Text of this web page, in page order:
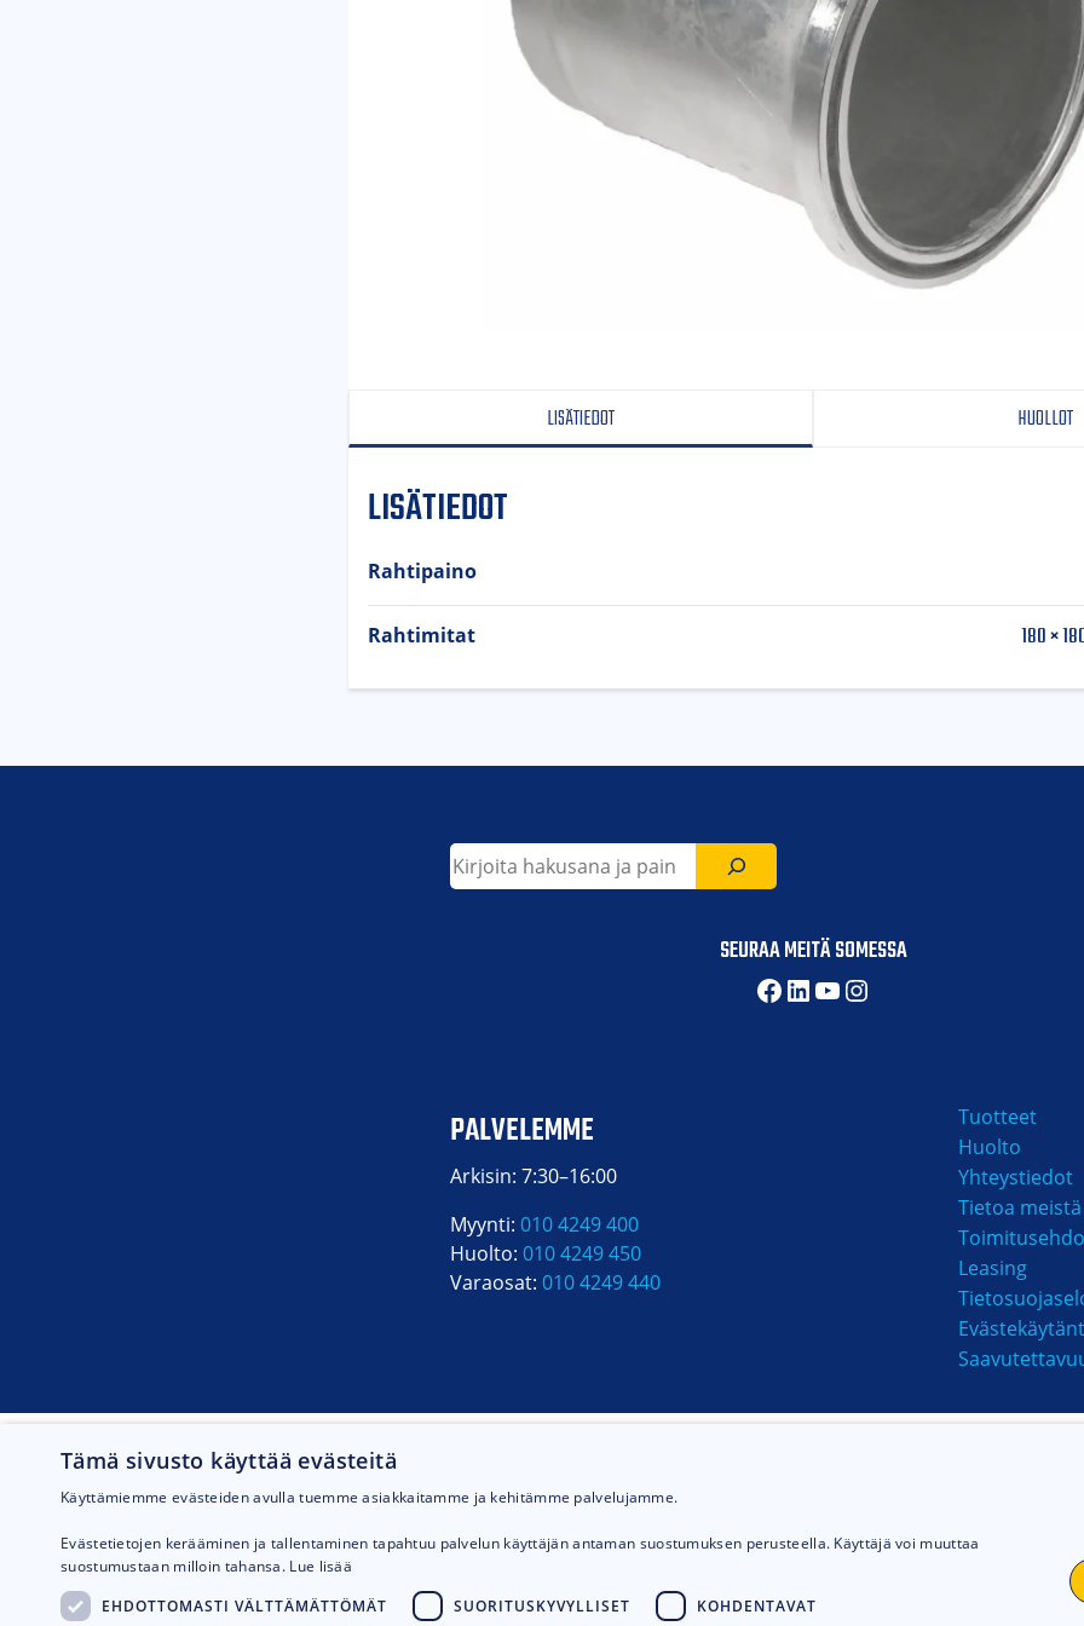
LISÄTIEDOT HUOLLOT
LISÄTIEDOT
Rahtipaino
Rahtimitat 180 ×
SEURAA MEITÄ SOMESSA
Facebook
LinkedIn
YouTube
Instagram
PALVELEMME
Arkisin: 7:30–16:00
Myynti: 010 4249 400
Huolto: 010 4249 450
Varaosat: 010 4249 440
Tuotteet
Huolto
Yhteystiedot
Tietoa meistä
Leasing
Tämä sivusto käyttää evästeitä
Käyttämiemme evästeiden avulla tuemme asiakkaitamme ja kehitämme palvelujamme.
Evästetietojen kerääminen ja tallentaminen tapahtuu palvelun käyttäjän antaman suostumuksen perusteella. Käyttäjä voi muuttaa
suostumustaan milloin tahansa. Lue lisää
EHDOTTOMASTI VÄLTTÄMÄTTÖMÄT
SUORITUSKYVYLLISET KOHDENTAVAT